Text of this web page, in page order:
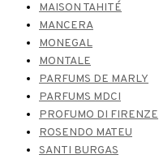
MAISON TAHITÉ
MANCERA
MONEGAL
MONTALE
PARFUMS DE MARLY
PARFUMS MDCI
PROFUMO DI FIRENZE
ROSENDO MATEU
SANTI BURGAS